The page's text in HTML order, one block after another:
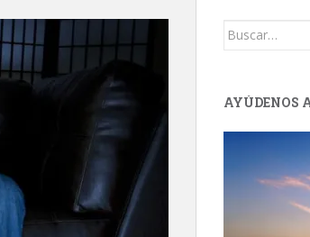
Buscar:
AYÚDENOS